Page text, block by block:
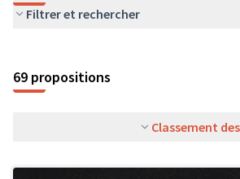
Filtrer et rechercher
69 propositions
Classement